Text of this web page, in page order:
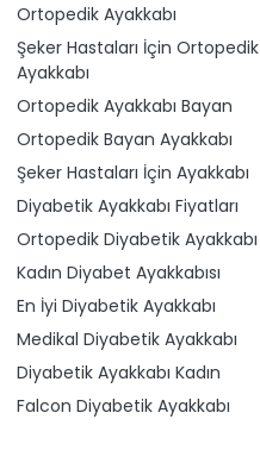
Ortopedik Ayakkabı
Şeker Hastaları İçin Ortopedik
Ayakkabı
Ortopedik Ayakkabı Bayan
Ortopedik Bayan Ayakkabı
Şeker Hastaları İçin Ayakkabı
Diyabetik Ayakkabı Fiyatları
Ortopedik Diyabetik Ayakkabı
Kadın Diyabet Ayakkabısı
En İyi Diyabetik Ayakkabı
Medikal Diyabetik Ayakkabı
Diyabetik Ayakkabı Kadın
Falcon Diyabetik Ayakkabı